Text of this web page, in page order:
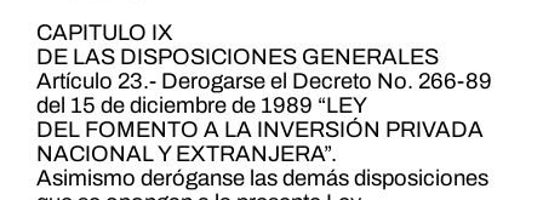
CAPITULO IX
DE LAS DISPOSICIONES GENERALES
Artículo 23.- Derogarse el Decreto No. 266-89
del 15 de diciembre de 1989 “LEY
DEL FOMENTO A LA INVERSIÓN PRIVADA
NACIONAL Y EXTRANJERA”.
Asimismo deróganse las demás disposiciones